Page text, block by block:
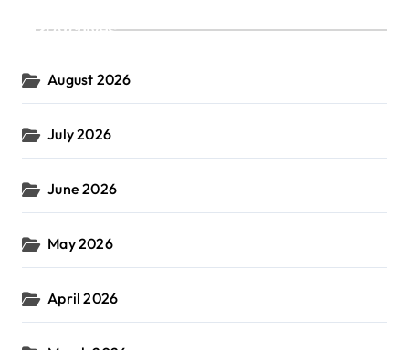
Archives
August 2026
July 2026
June 2026
May 2026
April 2026